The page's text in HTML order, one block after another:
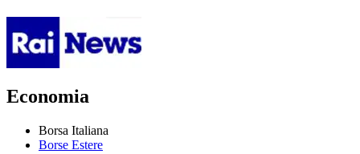
Economia
Borsa Italiana
Borse Estere